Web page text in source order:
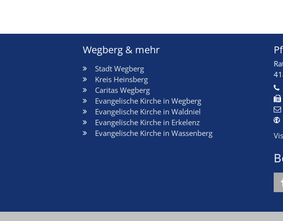
Wegberg & mehr
Stadt Wegberg
Kreis Heinsberg
Caritas Wegberg
Evangelische Kirche in Wegberg
Evangelische Kirche in Waldniel
Evangelische Kirche in Erkelenz
Evangelische Kirche in Wassenberg